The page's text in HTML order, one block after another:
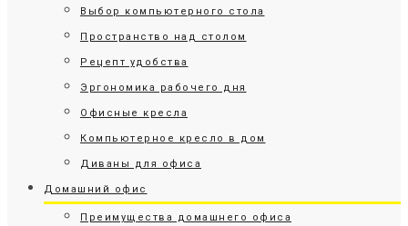
Выбор компьютерного стола
Пространство над столом
Рецепт удобства
Эргономика рабочего дня
Офисные кресла
Компьютерное кресло в дом
Диваны для офиса
Домашний офис
Преимущества домашнего офиса